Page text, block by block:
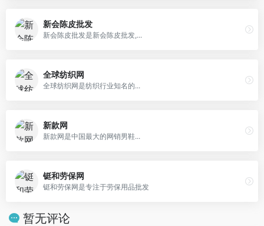
新会陈皮批发
新会陈皮批发是新会陈皮批发,...
全球纺织网
全球纺织网是纺织行业知名的...
新款网
新款网是中国最大的网销男鞋...
铤和劳保网
铤和劳保网是专注于劳保用品批发
暂无评论